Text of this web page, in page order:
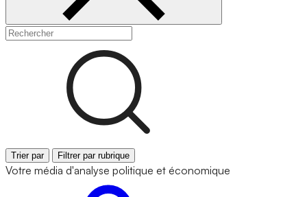
Trier par Filtrer par rubrique
Votre média d'analyse politique et économique